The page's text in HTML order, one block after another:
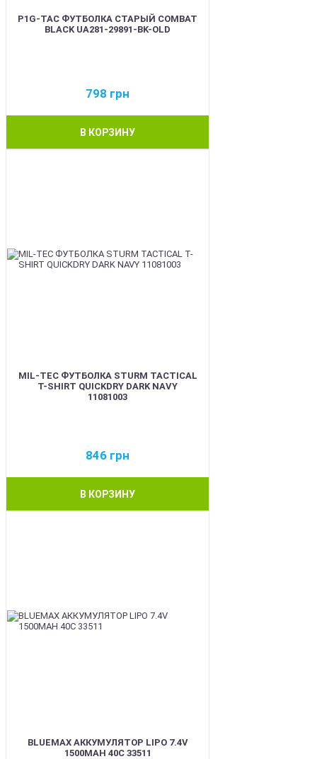
P1G-TAC ФУТБОЛКА СТАРЫЙ COMBAT
BLACK UA281-29891-BK-OLD
798 грн
В КОРЗИНУ
MIL-TEC ФУТБОЛКА STURM TACTICAL
T-SHIRT QUICKDRY DARK NAVY
11081003
846 грн
В КОРЗИНУ
BLUEMAX АККУМУЛЯТОР LIPO 7.4V
1500MAH 40C 33511